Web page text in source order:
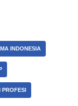
INDONESIA
PROFESI